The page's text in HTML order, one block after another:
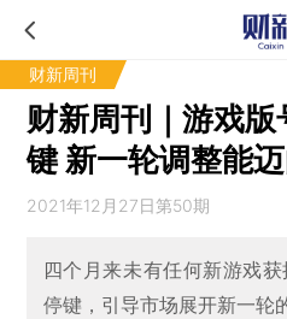
财新周刊
财新周刊｜游戏
键 新一轮调整能
2021年12月27日第50期
四个月来未有任何新游戏
停键，引导市场展开新一轮